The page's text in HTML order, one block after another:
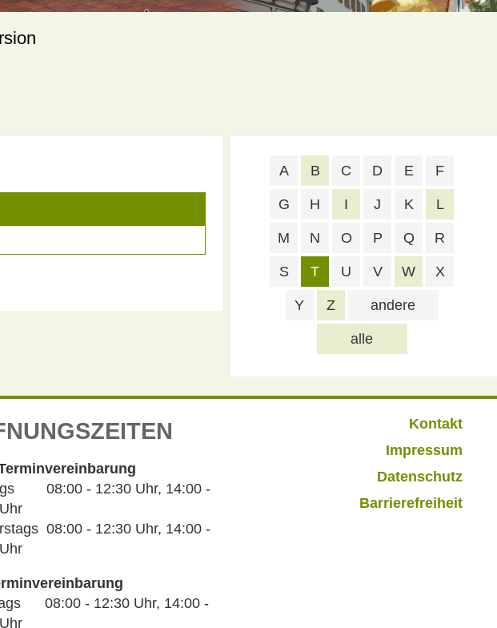
alle
A B C D E F
G H I J K L
M N O P Q R
S T U V W X
Y Z andere
08:00 - 12:30 Uhr, 14:00 -
08:00 - 12:30 Uhr, 14:00 -
08:00 - 12:30 Uhr, 14:00 -
Kontakt
Impressum
Datenschutz
Barrierefreiheit